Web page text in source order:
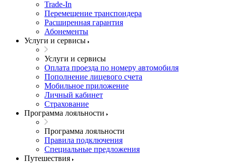
Trade-In
Перемещение транспондера
Расширенная гарантия
Абонементы
Услуги и сервисы
Услуги и сервисы
Оплата проезда по номеру автомобиля
Пополнение лицевого счета
Мобильное приложение
Личный кабинет
Страхование
Программа лояльности
Программа лояльности
Правила подключения
Специальные предложения
Путешествия